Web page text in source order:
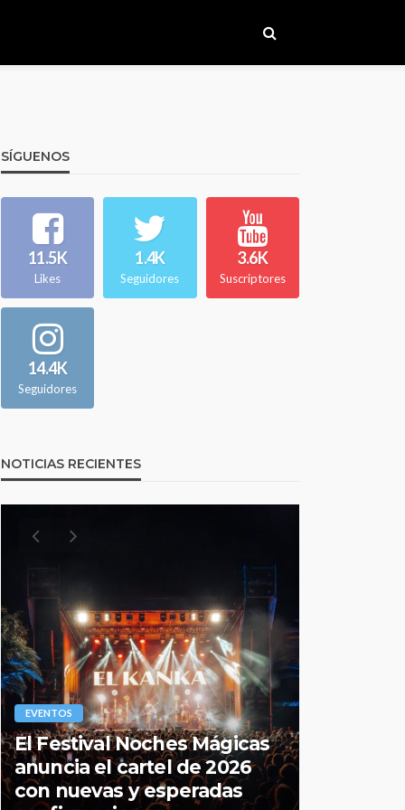
SÍGUENOS
11.5K
Likes
1.4K
Seguidores
3.6K
Suscriptores
14.4K
Seguidores
NOTICIAS RECIENTES
EVENTOS
El Festival Noches Mágicas
anuncia el cartel de 2026
con nuevas y esperadas